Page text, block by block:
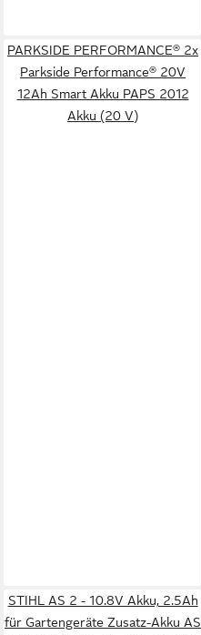
PARKSIDE PERFORMANCE® 2x
Parkside Performance® 20V
12Ah Smart Akku PAPS 2012
Akku (20 V)
STIHL AS 2 - 10.8V Akku, 2.5Ah
für Gartengeräte Zusatz-Akku AS